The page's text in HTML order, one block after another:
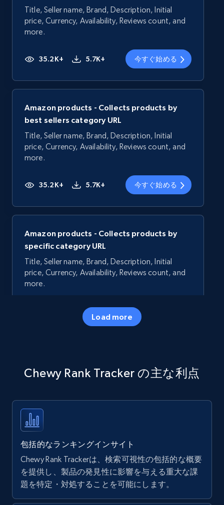
Title, Seller name, Brand, Description, Initial
price, Currency, Availability, Reviews count, and
more.
35.2K+ 5.7K+ 今すぐ始める
Amazon products - Collects products by
best sellers category URL
Title, Seller name, Brand, Description, Initial
price, Currency, Availability, Reviews count, and
more.
35.2K+ 5.7K+ 今すぐ始める
Amazon products - Collects products by
specific category URL
Title, Seller name, Brand, Description, Initial
price, Currency, Availability, Reviews count, and
more.
5.7K+ 今すぐ始める
specific keywords
price, Currency, Availability, Reviews count, and
more.
Amazon products - find products by using
upc numbers
Load more
Chewy Rank Tracker の主な利点
包括的なランキングインサイト
Chewy Rank Trackerは、検索可視性の包括的な概要
を提供し、製品の発見性に影響を与える重大な課
題を特定・対処することを可能にします。